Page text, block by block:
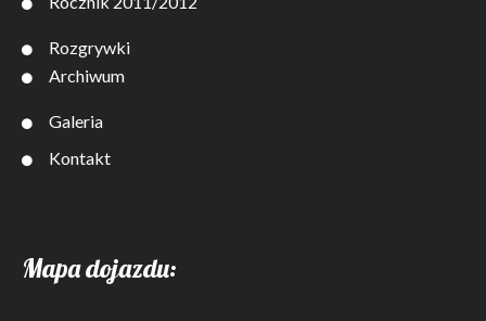
Rozgrywki
Archiwum
Galeria
Kontakt
Mapa dojazdu: